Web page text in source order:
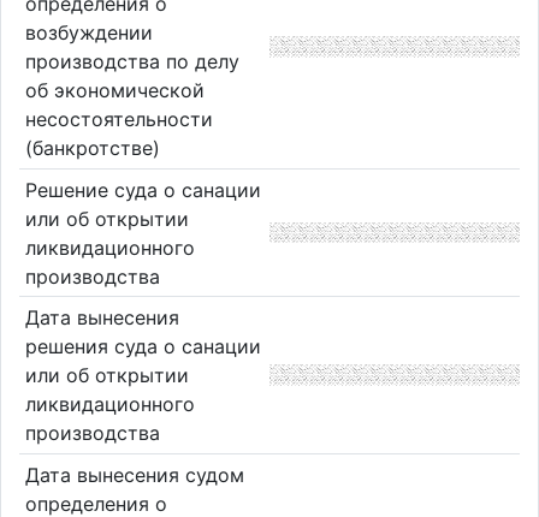
возбуждении
производства по делу
об экономической
несостоятельности
(банкротстве)
Решение суда о санации
или об открытии
ликвидационного
производства
Дата вынесения
решения суда о санации
или об открытии
ликвидационного
производства
Дата вынесения судом
определения о